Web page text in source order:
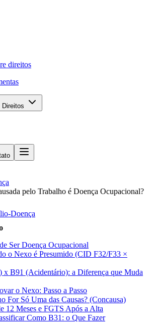
direitos
Direitos
pelo Trabalho é Doença Ocupacional?
Doença
Ser Doença Ocupacional
o Nexo é Presumido (CID F32/F33 ×
x B91 (Acidentário): a Diferença que Muda
o Nexo: Passo a Passo
For Só Uma das Causas? (Concausa)
12 Meses e FGTS Após a Alta
Como B31: o Que Fazer